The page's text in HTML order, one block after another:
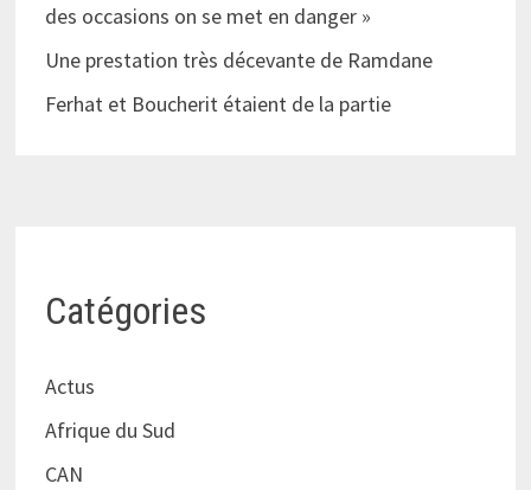
des occasions on se met en danger »
Une prestation très décevante de Ramdane
Ferhat et Boucherit étaient de la partie
Catégories
Actus
Afrique du Sud
CAN